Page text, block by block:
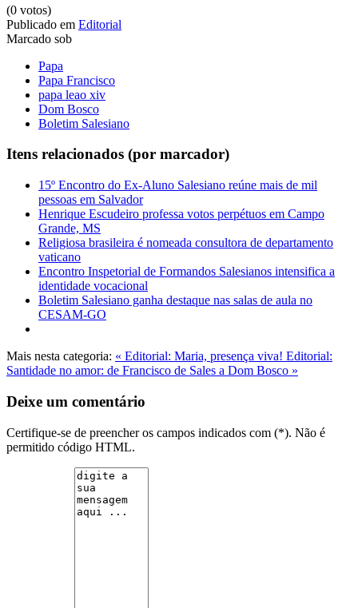
(0 votos)
Publicado em Editorial
Marcado sob
Papa
Papa Francisco
papa leao xiv
Dom Bosco
Boletim Salesiano
Itens relacionados (por marcador)
15º Encontro do Ex-Aluno Salesiano reúne mais de mil
pessoas em Salvador
Henrique Escudeiro professa votos perpétuos em Campo
Grande, MS
Religiosa brasileira é nomeada consultora de departamento
vaticano
Encontro Inspetorial de Formandos Salesianos intensifica a
identidade vocacional
Boletim Salesiano ganha destaque nas salas de aula no
CESAM-GO
Mais nesta categoria: « Editorial: Maria, presença viva! Editorial:
Santidade no amor: de Francisco de Sales a Dom Bosco »
Deixe um comentário
Certifique-se de preencher os campos indicados com (*). Não é
permitido código HTML.